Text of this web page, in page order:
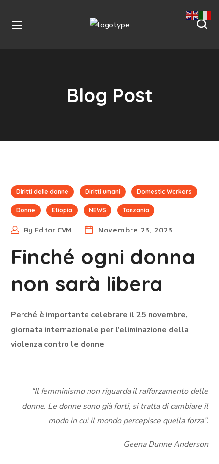
Blog Post
Diritti delle donne Diritti umani Domestic Workers
Donne Etiopia NEWS Tanzania
By Editor CVM Novembre 23, 2023
Finché ogni donna
non sarà libera
Perché è importante celebrare il 25 novembre,
giornata internazionale per l’eliminazione della
violenza contro le donne
“Il femminismo non riguarda il rafforzamento delle
donne. Le donne sono già forti, si tratta di cambiare il
modo in cui il mondo percepisce quella forza”.
Geena Dunne Anderson